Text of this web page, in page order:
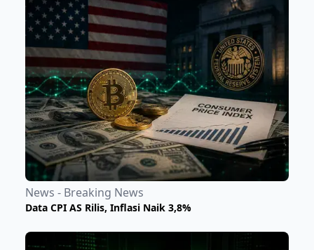
News - Breaking News
Data CPI AS Rilis, Inflasi Naik 3,8%